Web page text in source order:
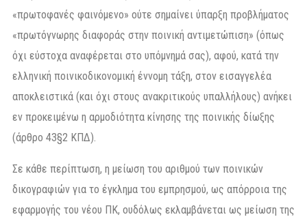
«πρωτοφανές φαινόμενο» ούτε σημαίνει ύπαρξη προβλήματος
«πρωτόγνωρης διαφοράς στην ποινική αντιμετώπιση» (όπως
όχι εύστοχα αναφέρεται στο υπόμνημά σας), αφού, κατά την
ελληνική ποινικοδικονομική έννομη τάξη, στον εισαγγελέα
αποκλειστικά (και όχι στους ανακριτικούς υπαλλήλους) ανήκει
εν προκειμένω η αρμοδιότητα κίνησης της ποινικής δίωξης
(άρθρο 43§2 ΚΠΔ).
Σε κάθε περίπτωση, η μείωση του αριθμού των ποινικών
δικογραφιών για το έγκλημα του εμπρησμού, ως απόρροια της
εφαρμογής του νέου ΠΚ, ουδόλως εκλαμβάνεται ως μείωση της